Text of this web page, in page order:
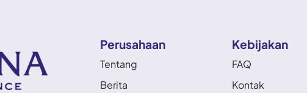
Perusahaan
Tentang
Berita
Kebijakan
FAQ
Kontak